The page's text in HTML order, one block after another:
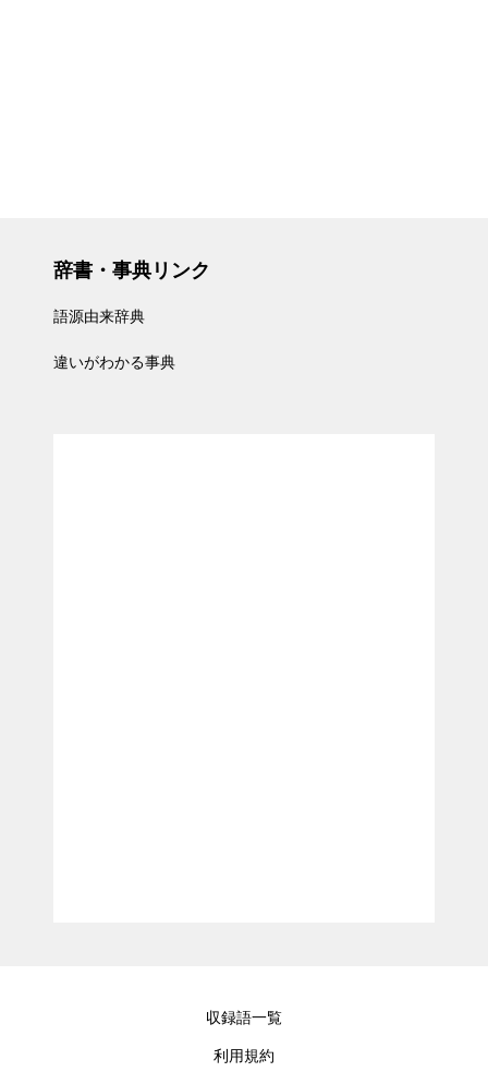
辞書・事典リンク
語源由来辞典
違いがわかる事典
収録語一覧
利用規約